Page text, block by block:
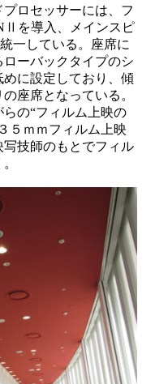
ロセッサーには、フ
を導入、メインスピ
一している。座席に
ーバックタイプのシ
に設定しており、傾
座席となっている。
の“フィルム上映の
５ｍｍフィルム上映
技師のもとでフィル